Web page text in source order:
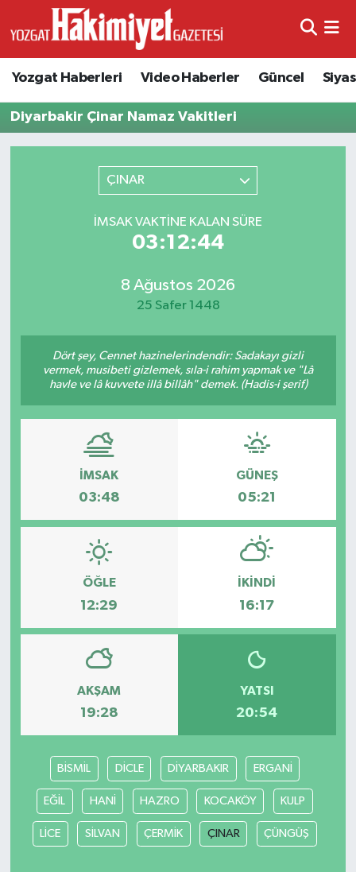
Yozgat Haberleri Video Haberler Güncel
Diyarbakir Çinar Namaz Vakitleri
ÇINAR
İMSAK VAKTINE KALAN SÜRE
03:12:44
8 Ağustos 2026
25 Safer 1448
Dört şey, Cennet hazinelerindendir: Sadakayı gizli
vermek, musibeti gizlemek, sıla-i rahim yapmak ve "Lâ
havle ve lâ kuvvete illâ billâh" demek. (Hadis-i şerif)
İMSAK
03:48
GÜNEŞ
05:21
ÖĞLE
12:29
İKINDI
16:17
AKŞAM
19:28
YATSI
20:54
BİSMİL DİCLE DİYARBAKIR ERGANİ
EĞİL HANİ HAZRO KOCAKÖY KULP
LİCE SİLVAN ÇERMİK ÇINAR ÇÜNGÜŞ